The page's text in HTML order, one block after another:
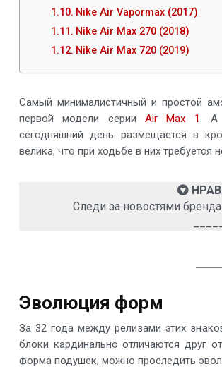
Nike Air Vapormax (2017)
Nike Air Max 270 (2018)
Nike Air Max 720 (2019)
Самый минималистичный и простой
первой модели серииAir Max 1. А
сегодняшний день размещается в
велика, что при ходьбе в них требуется
Следи за новостями
Эволюция форм
За 32 года между релизами этих
блоки кардинально отличаются друг
форма подушек, можно проследить